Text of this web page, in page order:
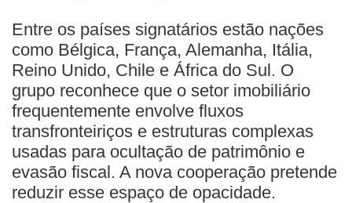
Entre os países signatários estão nações
como Bélgica, França, Alemanha, Itália,
Reino Unido, Chile e África do Sul. O
grupo reconhece que o setor imobiliário
frequentemente envolve fluxos
transfronteiriços e estruturas complexas
usadas para ocultação de patrimônio e
evasão fiscal. A nova cooperação pretende
reduzir esse espaço de opacidade.